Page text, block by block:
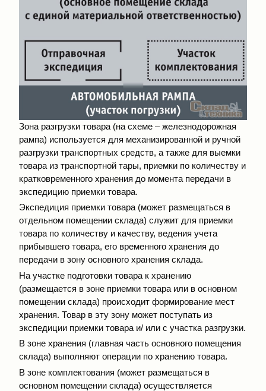
Зона разгрузки товара (на схеме – железнодорожная
рампа) используется для механизированной и ручной
разгрузки транспортных средств, а также для выемки
товара из транспортной тары, приемки по количеству и
кратковременного хранения до момента передачи в
экспедицию приемки товара.
Экспедиция приемки товара (может размещаться в
отдельном помещении склада) служит для приемки
товара по количеству и качеству, ведения учета
прибывшего товара, его временного хранения до
передачи в зону основного хранения склада.
На участке подготовки товара к хранению
(размещается в зоне приемки товара или в основном
помещении склада) происходит формирование мест
хранения. Товар в эту зону может поступать из
экспедиции приемки товара и/ или с участка разгрузки.
В зоне хранения (главная часть основного помещения
склада) выполняют операции по хранению товара.
В зоне комплектования (может размещаться в
основном помещении склада) осуществляется